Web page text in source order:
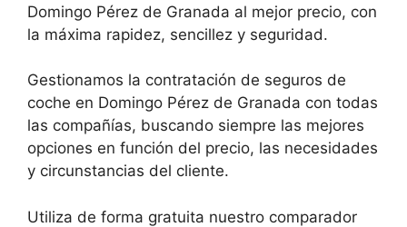
Domingo Pérez de Granada al mejor precio, con
la máxima rapidez, sencillez y seguridad.
Gestionamos la contratación de seguros de
coche en Domingo Pérez de Granada con todas
las compañías, buscando siempre las mejores
opciones en función del precio, las necesidades
y circunstancias del cliente.
Utiliza de forma gratuita nuestro comparador